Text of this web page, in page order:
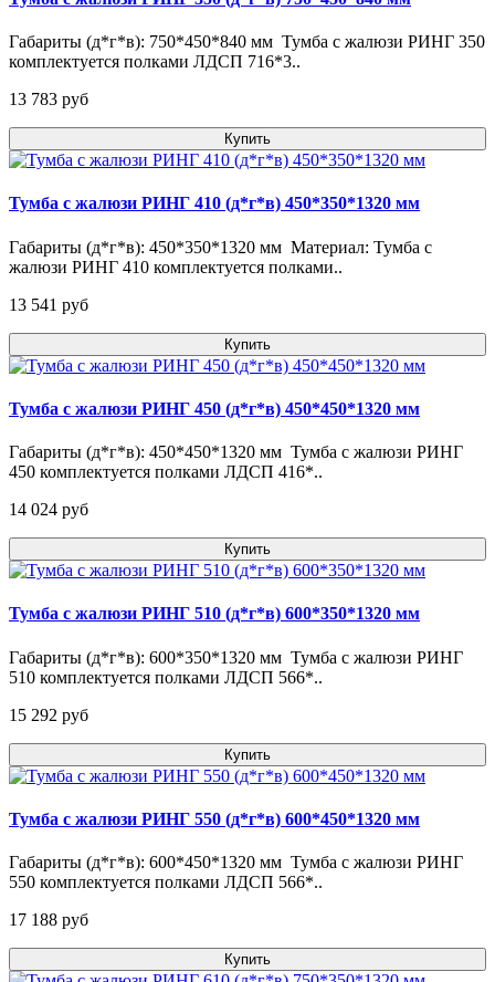
Габариты (д*г*в): 750*450*840 мм Тумба с жалюзи РИНГ 350
комплектуется полками ЛДСП 716*3..
13 783 pуб
Купить
Тумба с жалюзи РИНГ 410 (д*г*в) 450*350*1320 мм
Габариты (д*г*в): 450*350*1320 мм Материал: Тумба с
жалюзи РИНГ 410 комплектуется полками..
13 541 pуб
Купить
Тумба с жалюзи РИНГ 450 (д*г*в) 450*450*1320 мм
Габариты (д*г*в): 450*450*1320 мм Тумба с жалюзи РИНГ
450 комплектуется полками ЛДСП 416*..
14 024 pуб
Купить
Тумба с жалюзи РИНГ 510 (д*г*в) 600*350*1320 мм
Габариты (д*г*в): 600*350*1320 мм Тумба с жалюзи РИНГ
510 комплектуется полками ЛДСП 566*..
15 292 pуб
Купить
Тумба с жалюзи РИНГ 550 (д*г*в) 600*450*1320 мм
Габариты (д*г*в): 600*450*1320 мм Тумба с жалюзи РИНГ
550 комплектуется полками ЛДСП 566*..
17 188 pуб
Купить